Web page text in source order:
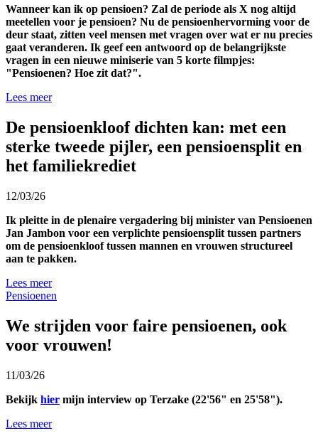
Wanneer kan ik op pensioen? Zal de periode als X nog altijd
meetellen voor je pensioen? Nu de pensioenhervorming voor de
deur staat, zitten veel mensen met vragen over wat er nu precies
gaat veranderen. Ik geef een antwoord op de belangrijkste
vragen in een nieuwe miniserie van 5 korte filmpjes:
"Pensioenen? Hoe zit dat?".
Lees meer
De pensioenkloof dichten kan: met een
sterke tweede pijler, een pensioensplit en
het familiekrediet
12/03/26
Ik pleitte in de plenaire vergadering bij minister van Pensioenen
Jan Jambon voor een verplichte pensioensplit tussen partners
om de pensioenkloof tussen mannen en vrouwen structureel
aan te pakken.
Lees meer
Pensioenen
We strijden voor faire pensioenen, ook
voor vrouwen!
11/03/26
Bekijk hier mijn interview op Terzake (22'56" en 25'58").
Lees meer